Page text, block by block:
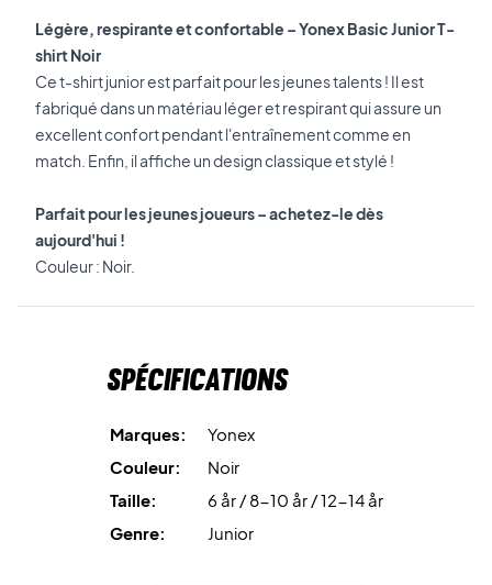
Légère, respirante et confortable – Yonex Basic Junior T-
shirt Noir
Ce t-shirt junior est parfait pour les jeunes talents ! Il est
fabriqué dans un matériau léger et respirant qui assure un
excellent confort pendant l'entraînement comme en
match. Enfin, il affiche un design classique et stylé !
Parfait pour les jeunes joueurs – achetez-le dès
aujourd'hui !
Couleur : Noir.
Spécifications
Marques:
Yonex
Couleur:
Noir
Taille:
6 år / 8-10 år / 12-14 år
Genre:
Junior